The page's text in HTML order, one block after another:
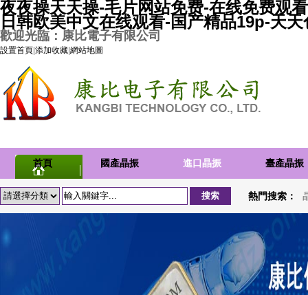
夜夜操天天操-毛片网站免费-在线免费观
日韩欧美中文在线观看-国产精品19p-天
歡迎光臨：康比電子有限公司
設置首頁 添加收藏 網站地圖
首頁 國產晶振 進口晶振 臺產晶振
熱門搜索：